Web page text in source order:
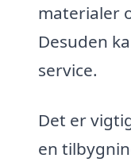
materialer
Desuden
service.
Det er
en